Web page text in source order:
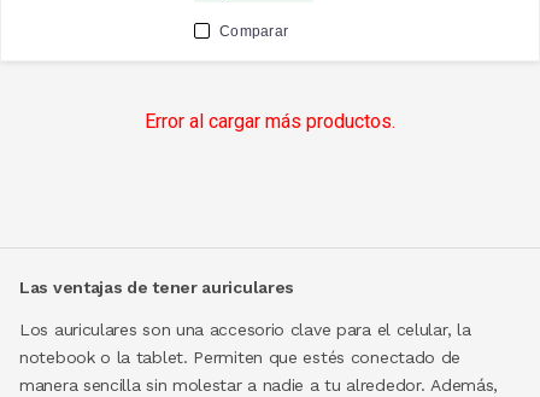
Comparar
Error al cargar más productos.
Las ventajas de tener auriculares
Los auriculares son una accesorio clave para el celular, la
notebook o la tablet. Permiten que estés conectado de
manera sencilla sin molestar a nadie a tu alrededor. Además,